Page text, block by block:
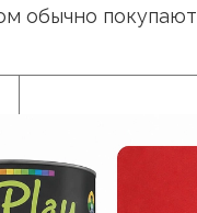
обычно покупают